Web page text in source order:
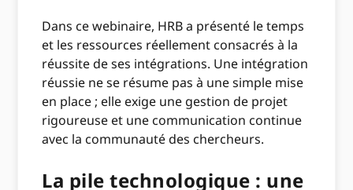
Dans ce webinaire, HRB a présenté le temps
et les ressources réellement consacrés à la
réussite de ses intégrations. Une intégration
réussie ne se résume pas à une simple mise
en place ; elle exige une gestion de projet
rigoureuse et une communication continue
avec la communauté des chercheurs.
La pile technologique : une